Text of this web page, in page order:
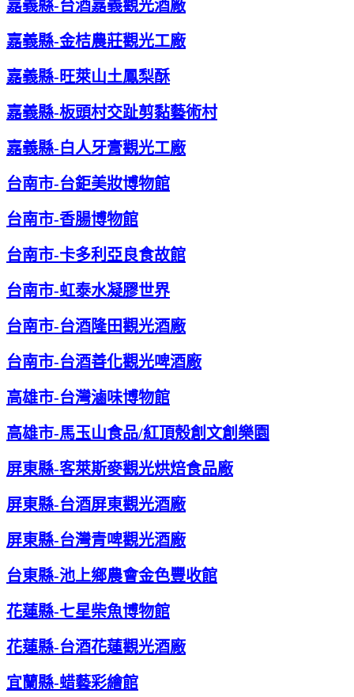
嘉義縣-台酒嘉義觀光酒廠
嘉義縣-金桔農莊觀光工廠
嘉義縣-旺萊山土鳳梨酥
嘉義縣-板頭村交趾剪黏藝術村
嘉義縣-白人牙膏觀光工廠
台南市-台鉅美妝博物館
台南市-香腸博物館
台南市-卡多利亞良食故館
台南市-虹泰水凝膠世界
台南市-台酒隆田觀光酒廠
台南市-台酒善化觀光啤酒廠
高雄市-台灣滷味博物館
高雄市-馬玉山食品/紅頂殼創文創樂園
屏東縣-客萊斯麥觀光烘焙食品廠
屏東縣-台酒屏東觀光酒廠
屏東縣-台灣青啤觀光酒廠
台東縣-池上鄉農會金色豐收館
花蓮縣-七星柴魚博物館
花蓮縣-台酒花蓮觀光酒廠
宜蘭縣-蜡藝彩繪館